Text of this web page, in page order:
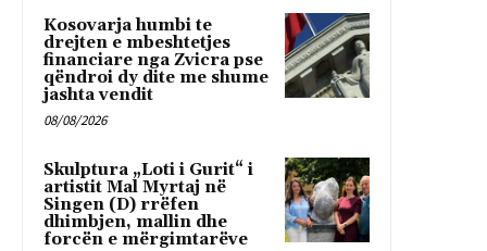
Kosovarja humbi te
drejten e mbeshtetjes
financiare nga Zvicra pse
qëndroi dy dite me shume
jashta vendit
08/08/2026
Skulptura „Loti i Gurit“ i
artistit Mal Myrtaj në
Singen (D) rrëfen
dhimbjen, mallin dhe
forcën e mërgimtarëve